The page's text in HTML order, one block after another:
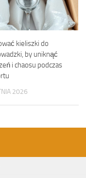
kieliszki do
by uniknąć
i chaosu podczas
2026